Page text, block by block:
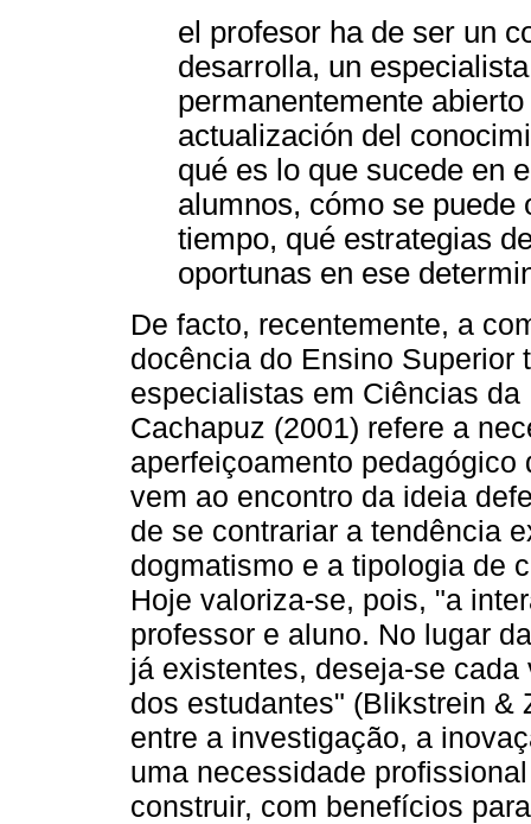
el profesor ha de ser un
desarrolla, un
permanentemente
actualización del
qué es lo que sucede en
alumnos, cómo se puede
tiempo, qué estrategias
oportunas en ese
De facto, recentemente, a
docência do Ensino Superior
especialistas em Ciências
Cachapuz (2001) refere a
aperfeiçoamento
vem ao encontro da ideia
de se contrariar a tendência
dogmatismo e a tipologia de
Hoje valoriza-se, pois, "a
professor e aluno. No lugar
já existentes, deseja-se
dos estudantes" (Blikstrein &
entre a investigação, a
uma necessidade
construir, com benefícios